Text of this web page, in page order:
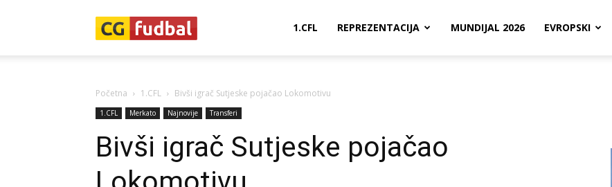
1.CFL REPREZENTACIJA MUNDIJAL 2026 EVROPSKI
Početna 1.CFL Bivši igrač Sutjeske pojačao Lokomotivu
1.CFL Merkato Najnovije Transferi
Bivši igrač Sutjeske pojačao